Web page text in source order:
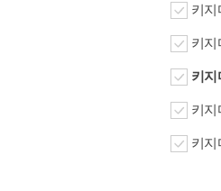
키지
키지
키지
키지
키지